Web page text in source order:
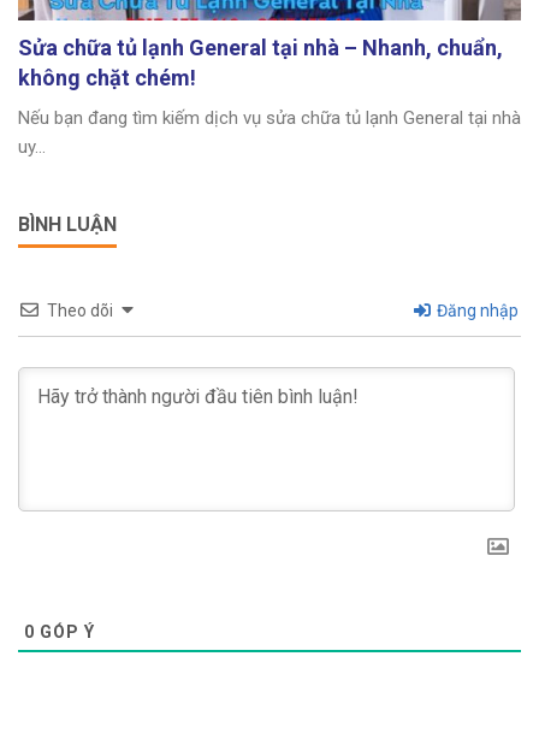
Sửa chữa tủ lạnh General tại nhà – Nhanh, chuẩn,
không chặt chém!
Nếu bạn đang tìm kiếm dịch vụ sửa chữa tủ lạnh General tại nhà
uy...
BÌNH LUẬN
Theo dõi Đăng nhập
0 GÓP Ý